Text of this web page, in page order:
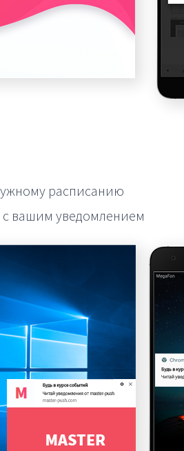
расписанию
с вашим уведомлением